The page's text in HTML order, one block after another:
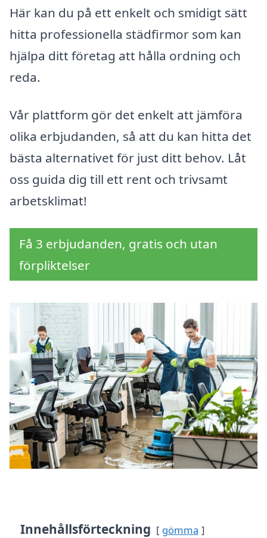
Här kan du på ett enkelt och smidigt sätt
hitta professionella städfirmor som kan
hjälpa ditt företag att hålla ordning och
reda.
Vår plattform gör det enkelt att jämföra
olika erbjudanden, så att du kan hitta det
bästa alternativet för just ditt behov. Låt
oss guida dig till ett rent och trivsamt
arbetsklimat!
Få 3 erbjudanden, gratis och utan
förpliktelser
Innehållsförteckning gömma